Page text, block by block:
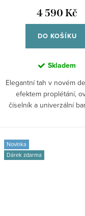
4 590 Kč
DO KOŠÍKU
Skladem
Elegantní tah v novém
efektem proplétání,
číselník a univerzální
Novinka
Dárek zdarma